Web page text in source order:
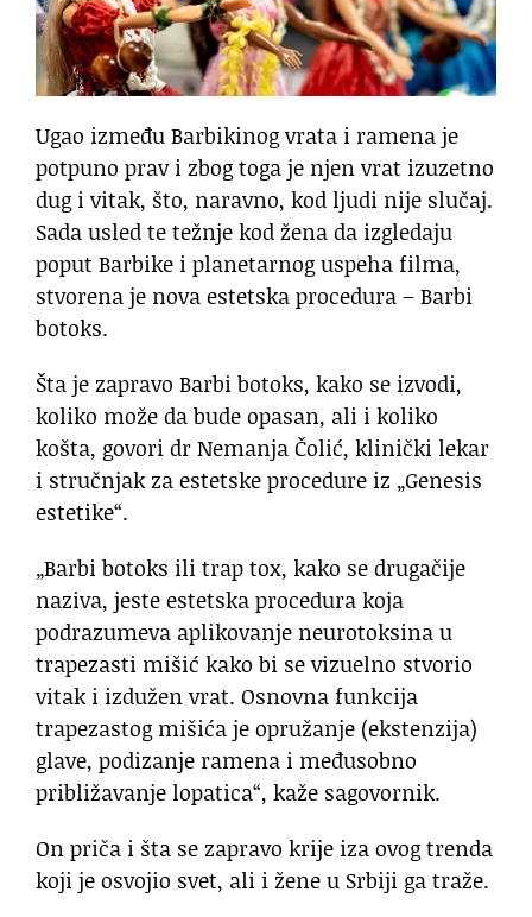
Ugao između Barbikinog vrata i ramena je
potpuno prav i zbog toga je njen vrat izuzetno
dug i vitak, što, naravno, kod ljudi nije slučaj.
Sada usled te težnje kod žena da izgledaju
poput Barbike i planetarnog uspeha filma,
stvorena je nova estetska procedura – Barbi
botoks.
Šta je zapravo Barbi botoks, kako se izvodi,
koliko može da bude opasan, ali i koliko
košta, govori dr Nemanja Čolić, klinički lekar
i stručnjak za estetske procedure iz „Genesis
estetike“.
„Barbi botoks ili trap tox, kako se drugačije
naziva, jeste estetska procedura koja
podrazumeva aplikovanje neurotoksina u
trapezasti mišić kako bi se vizuelno stvorio
vitak i izdužen vrat. Osnovna funkcija
trapezastog mišića je opružanje (ekstenzija)
glave, podizanje ramena i međusobno
približavanje lopatica“, kaže sagovornik.
On priča i šta se zapravo krije iza ovog trenda
koji je osvojio svet, ali i žene u Srbiji ga traže.